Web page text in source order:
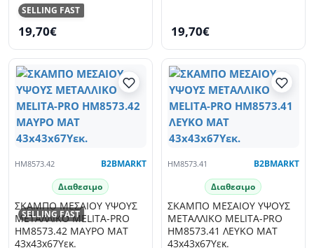
SELLING FAST
19,70€ 19,70€
SELLING FAST
HM8573.42 B2BMARKT
Διαθεσιμο
ΣΚΑΜΠΟ ΜΕΣΑΙΟΥ ΥΨΟΥΣ
ΜΕΤΑΛΛΙΚΟ MELITA-PRO
HM8573.42 ΜΑΥΡΟ ΜΑΤ
43x43x67Υεκ.
HM8573.41 B2BMARKT
Διαθεσιμο
ΣΚΑΜΠΟ ΜΕΣΑΙΟΥ ΥΨΟΥΣ
ΜΕΤΑΛΛΙΚΟ MELITA-PRO
HM8573.41 ΛΕΥΚΟ ΜΑΤ
43x43x67Υεκ.